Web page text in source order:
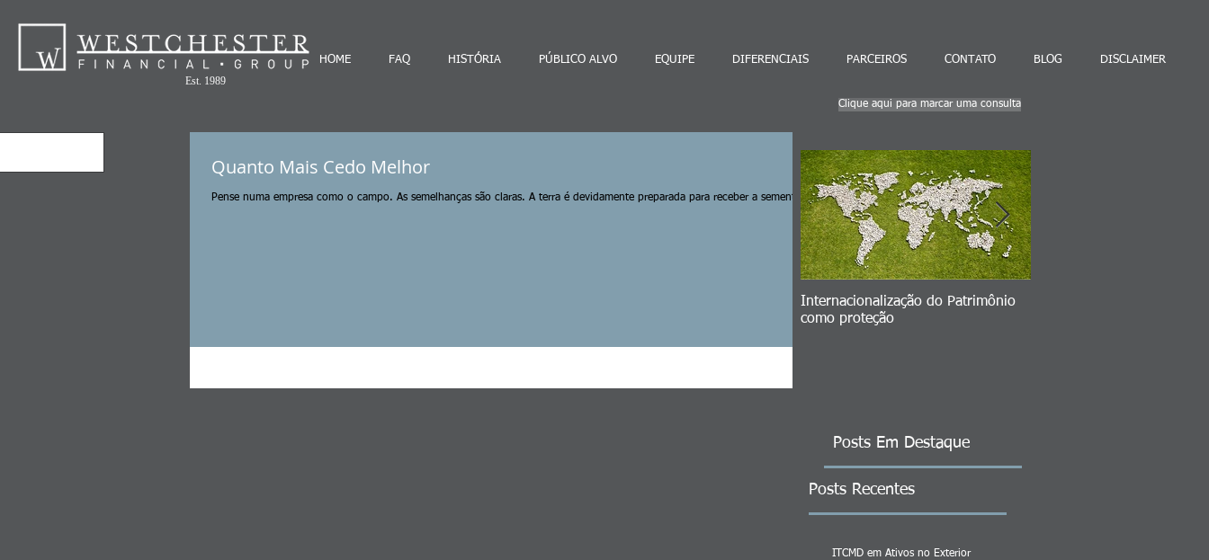
HOME FAQ HISTÓRIA PÚBLICO ALVO EQUIPE DIFERENCIAIS PARCEIROS CONTATO BLOG DISCLAIMER
Est. 1989
Quanto Mais Cedo Melhor
Pense numa empresa como o campo. As semelhanças são claras. A terra é devidamente preparada para receber a semente.
Clique aqui para marcar uma consulta
Internacionalização do Patrimônio
como proteção
Posts Em Destaque
Posts Recentes
ITCMD em Ativos no Exterior